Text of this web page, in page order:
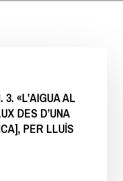
«L’AIGUA AL
DES D’UNA
PER LLUÍS